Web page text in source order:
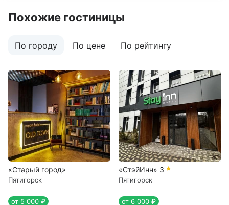
Похожие гостиницы
По городу По цене По рейтингу
«Старый город»
Пятигорск
от 5 000 ₽
«СтэйИнн» 3
Пятигорск
от 6 000 ₽